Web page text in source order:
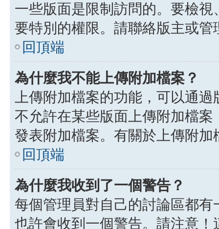
一些版面是限制訪問的。要檢
要特別的權限。請聯絡版主或管
回頂端
為什麼我不能上傳附加檔案？
上傳附加檔案的功能，可以通
不允許在某些版面上傳附加檔
發表附加檔案。有關於上傳附
回頂端
為什麼我收到了一個警告？
每個管理員對自己的討論區都
也許會收到一個警告。請注意